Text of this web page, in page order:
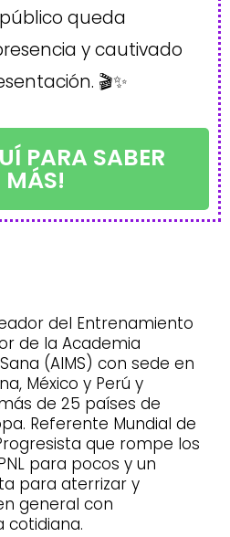
queda
y cautivado
🎬✨
PARA SABER
MÁS!
del Entrenamiento
de la Academia
(AIMS) con sede en
México y Perú y
de 25 países de
Referente Mundial de
que rompe los
para pocos y un
para aterrizar y
general con
cotidiana.